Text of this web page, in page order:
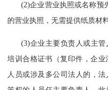
(2)企业营业执照或名称预
的营业执照，无需提供纸质材
(3)企业主要负责人或主
培训合格证书（复印件，企业
人员或涉及多公司法人的，